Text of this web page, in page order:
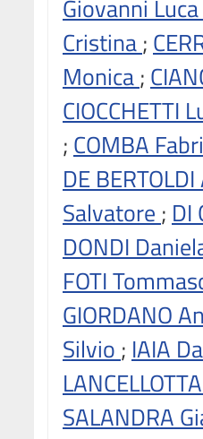
Giovanni Luca
Cristina;
Monica;
CIOCCHETTI
; COMBA
DE
Salvatore ; DI
DONDI
FOTI
GIORDANO
Silvio ; IAIA
SALANDRA